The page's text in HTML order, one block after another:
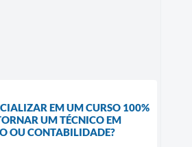
EM UM CURSO 100%
UM TÉCNICO EM
OU CONTABILIDADE?